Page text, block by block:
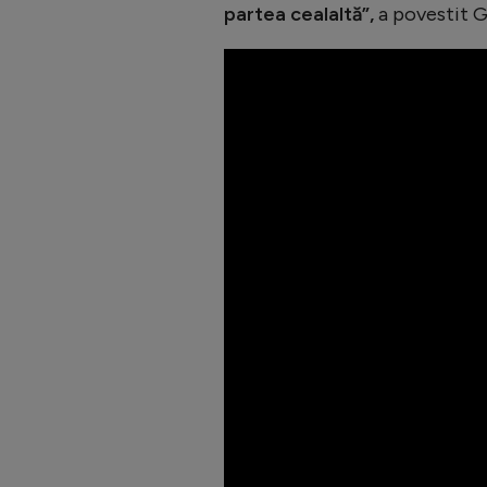
partea cealaltă”,a povestit